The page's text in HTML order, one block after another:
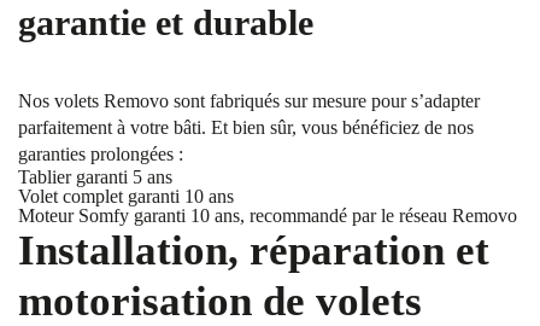
garantie et durable
Nos volets Removo sont fabriqués sur mesure pour s’adapter
parfaitement à votre bâti. Et bien sûr, vous bénéficiez de nos
garanties prolongées :
Tablier garanti 5 ans
Volet complet garanti 10 ans
Moteur Somfy garanti 10 ans, recommandé par le réseau Removo
Installation, réparation et
motorisation de volets